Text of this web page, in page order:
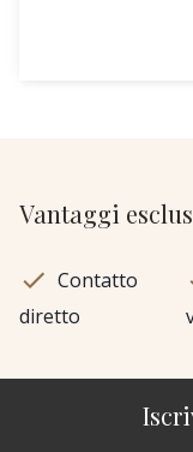
Vantaggi
Contatto
diretto